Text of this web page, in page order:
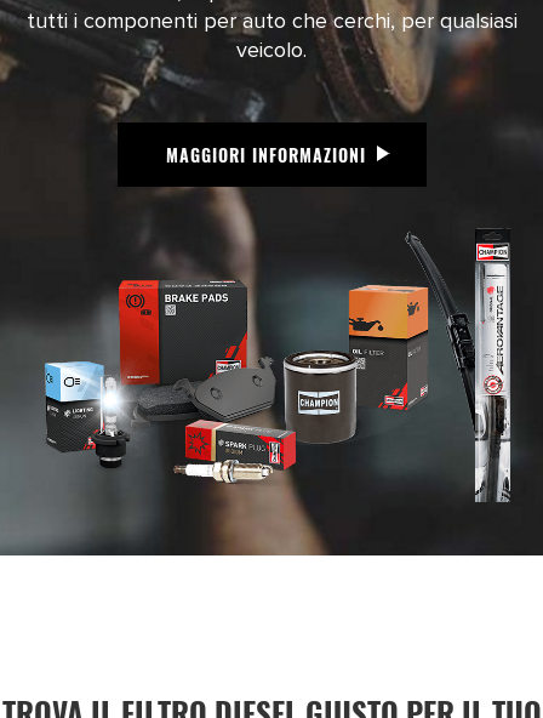
tutti i componenti per auto che cerchi, per qualsiasi
veicolo.
MAGGIORI INFORMAZIONI